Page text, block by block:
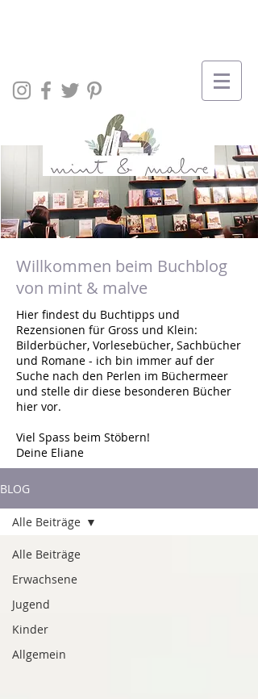
Willkommen beim Buchblog
von mint & malve
Hier findest du Buchtipps und
Rezensionen für Gross und Klein:
Bilderbücher, Vorlesebücher, Sachbücher
und Romane - ich bin immer auf der
Suche nach den Perlen im Büchermeer
und stelle dir diese besonderen Bücher
hier vor.
Viel Spass beim Stöbern!
Deine Eliane
BLOG
Alle Beiträge
Erwachsene
Jugend
Kinder
Allgemein
Alle Beiträge